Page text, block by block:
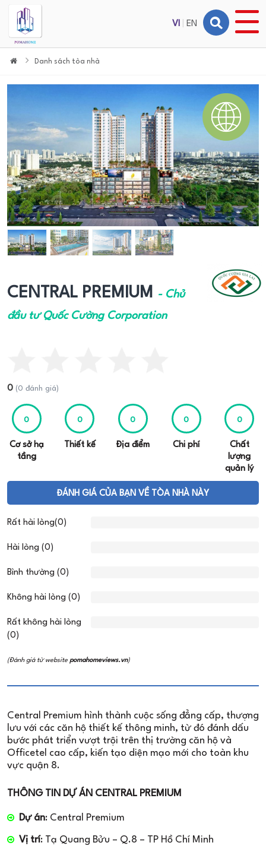
VI| EN
Danh sách tòa nhà
CENTRAL PREMIUM
- Chủ
đầu tư Quốc Cường Corporation
0 (0 đánh giá)
0
Cơ sở hạ
tầng
0
Thiết kế
0
Địa điểm
0
Chi phí
0
Chất
lượng
quản lý
ĐÁNH GIÁ CỦA BẠN VỀ TÒA NHÀ NÀY
Rất hài lòng(0)
Hài lòng (0)
Bình thường (0)
Không hài lòng (0)
Rất không hài lòng
(0)
(Đánh giá từ website pomahomeviews.vn)
Central Premium hình thành cuộc sống đẳng cấp, thượng
lưu với các căn hộ thiết kế thông minh, từ đó đánh dấu
bước phát triển vượt trội trên thị trường căn hộ và
Officetel cao cấp, kiến tạo diện mạo mới cho toàn khu
vực quận 8.
THÔNG TIN DỰ ÁN CENTRAL PREMIUM
Dự án: Central Premium
Vị trí: Tạ Quang Bửu – Q.8 – TP Hồ Chí Minh